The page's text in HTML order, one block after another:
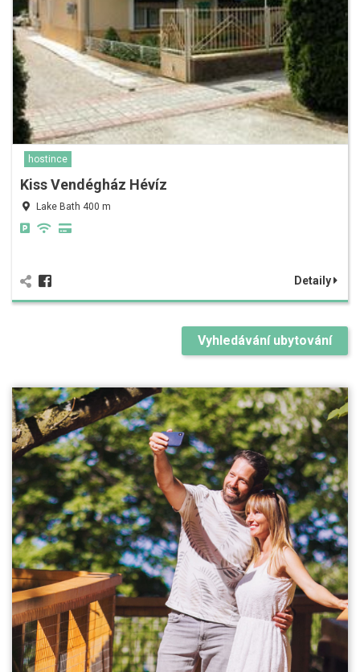
hostince
Kiss Vendégház Hévíz
Lake Bath 400 m
Detaily
Vyhledávání ubytování